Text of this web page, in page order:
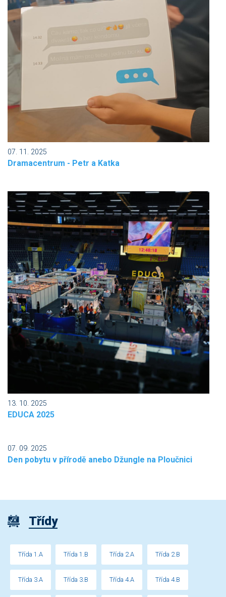
07. 11. 2025
Dramacentrum - Petr a Katka
13. 10. 2025
EDUCA 2025
07. 09. 2025
Den pobytu v přírodě anebo Džungle na Ploučnici
Třídy
Třída 1.A Třída 1.B Třída 2.A Třída 2.B
Třída 3.A Třída 3.B Třída 4.A Třída 4.B